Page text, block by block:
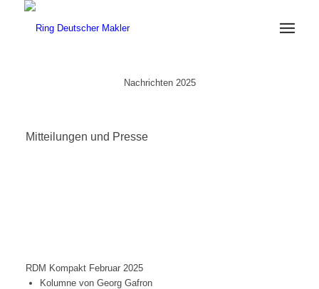
Nachrichten 2025
Mitteilungen und Presse
RDM Kompakt Februar 2025
Kolumne von Georg Gafron